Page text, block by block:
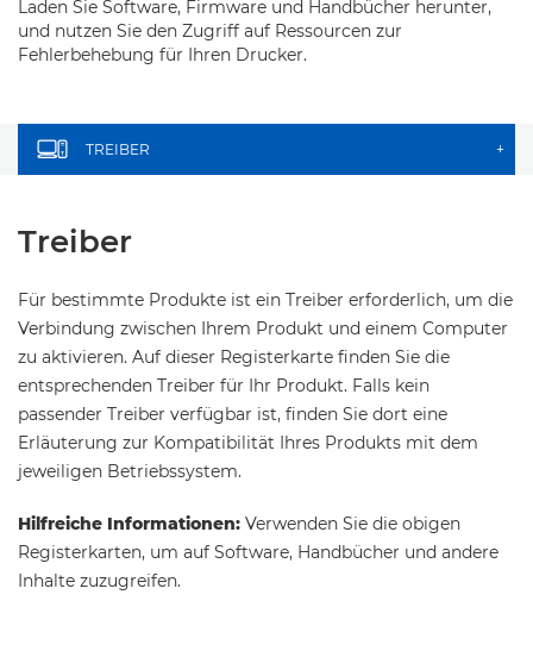
Laden Sie Software, Firmware und Handbücher herunter,
und nutzen Sie den Zugriff auf Ressourcen zur
Fehlerbehebung für Ihren Drucker.
TREIBER +
Treiber
Für bestimmte Produkte ist ein Treiber erforderlich, um die
Verbindung zwischen Ihrem Produkt und einem Computer
zu aktivieren. Auf dieser Registerkarte finden Sie die
entsprechenden Treiber für Ihr Produkt. Falls kein
passender Treiber verfügbar ist, finden Sie dort eine
Erläuterung zur Kompatibilität Ihres Produkts mit dem
jeweiligen Betriebssystem.
Hilfreiche Informationen: Verwenden Sie die obigen
Registerkarten, um auf Software, Handbücher und andere
Inhalte zuzugreifen.